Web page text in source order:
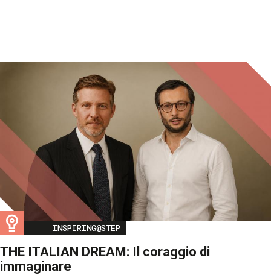
Image
INSPIRING@STEP
THE ITALIAN DREAM: Il coraggio di
immaginare